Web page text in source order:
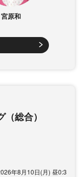
宮原和
総合）
年8月10日(月) 昼0:3